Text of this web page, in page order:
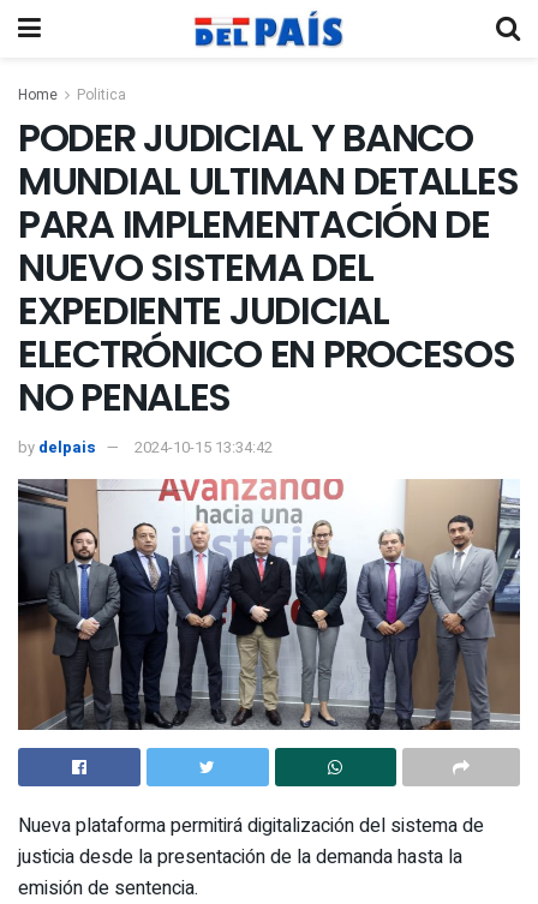
Home Politica
PODER JUDICIAL Y BANCO
MUNDIAL ULTIMAN DETALLES
PARA IMPLEMENTACIÓN DE
NUEVO SISTEMA DEL
EXPEDIENTE JUDICIAL
ELECTRÓNICO EN PROCESOS
NO PENALES
by delpais 2024-10-15 13:34:42
Nueva plataforma permitirá digitalización del sistema de
justicia desde la presentación de la demanda hasta la
emisión de sentencia.